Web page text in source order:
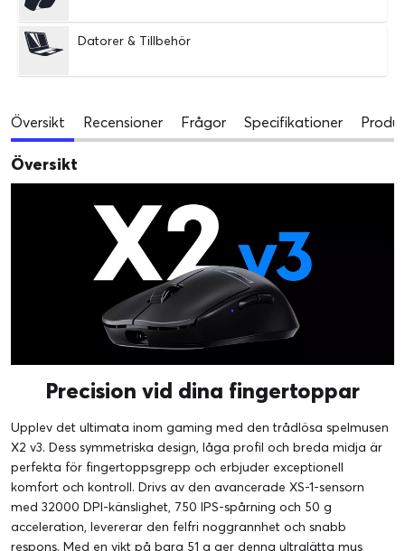
Datorer & Tillbehör
Översikt Recensioner Frågor Specifikationer
Översikt
Precision vid dina fingertoppar
Upplev det ultimata inom gaming med den trådlösa spelmusen
X2 v3. Dess symmetriska design, låga profil och breda midja är
perfekta för fingertoppsgrepp och erbjuder exceptionell
komfort och kontroll. Drivs av den avancerade XS-1-sensorn
med 32000 DPI-känslighet, 750 IPS-spårning och 50 g
acceleration, levererar den felfri noggrannhet och snabb
respons. Med en vikt på bara 51 g ger denna ultralätta mus